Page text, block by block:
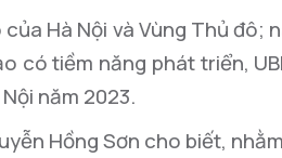
Hà Nội và Vùng Thủ đô;
có tiềm năng phát triển,
năm 2023.
Hồng Sơn cho biết,